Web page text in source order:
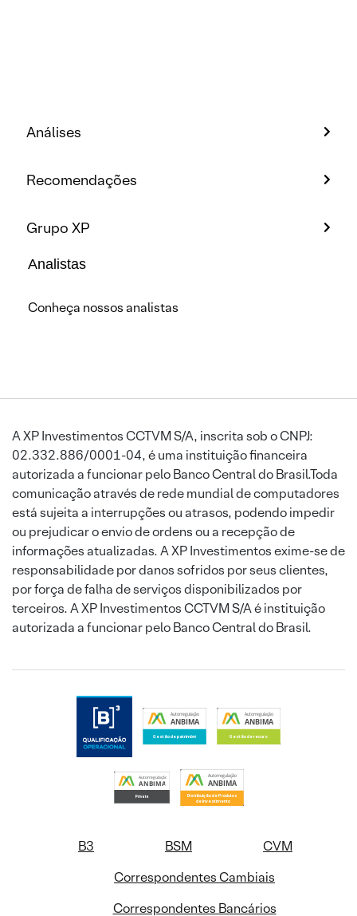
Análises
Recomendações
Grupo XP
Analistas
Conheça nossos analistas
A XP Investimentos CCTVM S/A, inscrita sob o CNPJ:
02.332.886/0001-04, é uma instituição financeira
autorizada a funcionar pelo Banco Central do Brasil.Toda
comunicação através de rede mundial de computadores
está sujeita a interrupções ou atrasos, podendo impedir
ou prejudicar o envio de ordens ou a recepção de
informações atualizadas. A XP Investimentos exime-se de
responsabilidade por danos sofridos por seus clientes,
por força de falha de serviços disponibilizados por
terceiros. A XP Investimentos CCTVM S/A é instituição
autorizada a funcionar pelo Banco Central do Brasil.
B3 BSM
CVM
Correspondentes Cambiais
Correspondentes Bancários